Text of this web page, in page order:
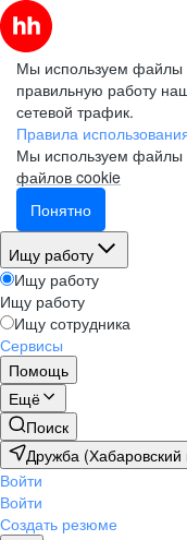
Мы используем файлы
правильную работу
сетевой трафик.
Правила
Мы используем файлы
файлов cookie
Понятно
Ищу работу
Ищу работу
Ищу работу
Ищу сотрудника
Сервисы
Помощь
Ещё
Поиск
Дружба (Хабаровский
Войти
Войти
Создать резюме